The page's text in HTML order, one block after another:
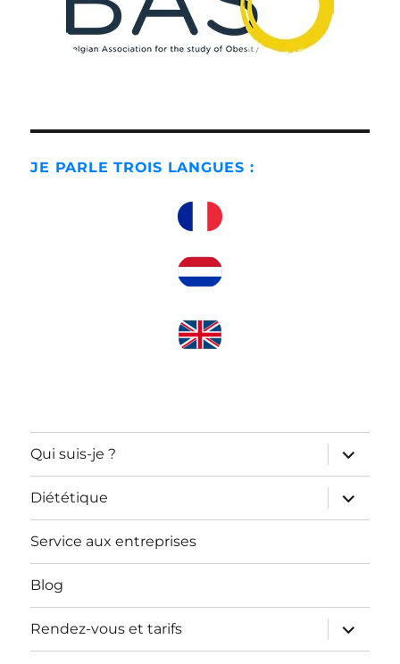
JE PARLE TROIS LANGUES :
Qui suis-je ?
ouvrir
le
sous-
menu
Diététique
ouvrir
le
sous-
Service aux entreprises
Blog
Rendez-vous et tarifs
ouvrir
le
sous-